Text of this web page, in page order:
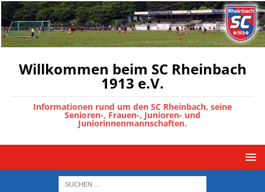
Willkommen beim SC Rheinbach
1913 e.V.
Informationen rund um den SC Rheinbach, seine
Senioren-, Frauen-, Junioren- und
Juniorinnenmannschaften.